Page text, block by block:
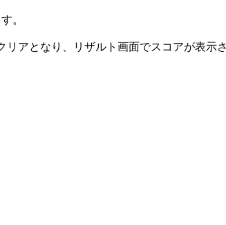
。
アとなり、リザルト画面でスコアが表示さ